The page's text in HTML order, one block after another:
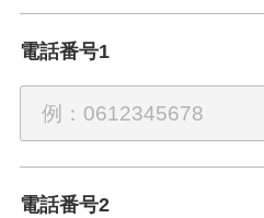
電話番号1
電話番号2